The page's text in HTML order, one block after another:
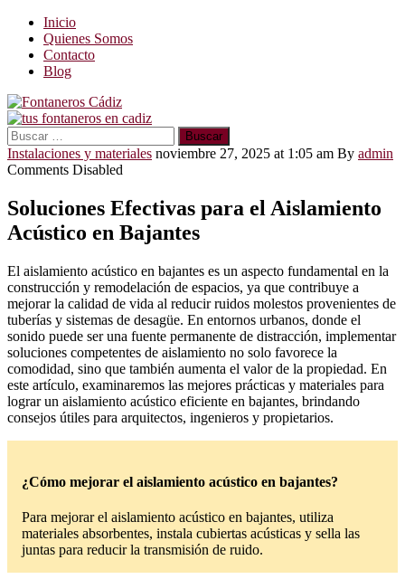
Inicio
Quienes Somos
Contacto
Blog
Buscar:
Instalaciones y materiales noviembre 27, 2025 at 1:05 am By admin
Comments Disabled
Soluciones Efectivas para el Aislamiento
Acústico en Bajantes
El aislamiento acústico en bajantes es un aspecto fundamental en la
construcción y remodelación de espacios, ya que contribuye a
mejorar la calidad de vida al reducir ruidos molestos provenientes de
tuberías y sistemas de desagüe. En entornos urbanos, donde el
sonido puede ser una fuente permanente de distracción, implementar
soluciones competentes de aislamiento no solo favorece la
comodidad, sino que también aumenta el valor de la propiedad. En
este artículo, examinaremos las mejores prácticas y materiales para
lograr un aislamiento acústico eficiente en bajantes, brindando
consejos útiles para arquitectos, ingenieros y propietarios.
¿Cómo mejorar el aislamiento acústico en bajantes?
Para mejorar el aislamiento acústico en bajantes, utiliza
materiales absorbentes, instala cubiertas acústicas y sella las
juntas para reducir la transmisión de ruido.